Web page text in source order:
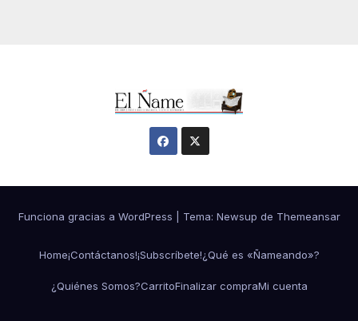
Funciona gracias a WordPress Tema: Newsup de Themeansar
Home¡Contáctanos!¡Subscríbete!¿Qué es «Ñameando»?
¿Quiénes Somos?CarritoFinalizar compraMi cuenta